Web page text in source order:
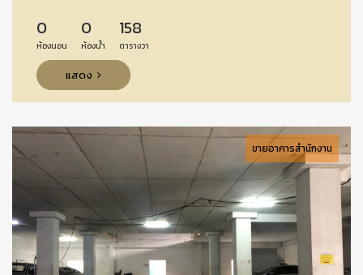
0
ห้องนอน
0
ห้องน้ำ
158
ตารางวา
แสดง
ขายอาคารสำนักงาน